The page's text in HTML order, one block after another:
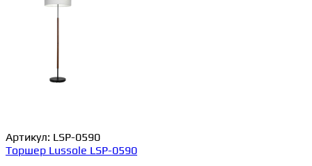
Артикул: LSP-0590
Торшер Lussole LSP-0590